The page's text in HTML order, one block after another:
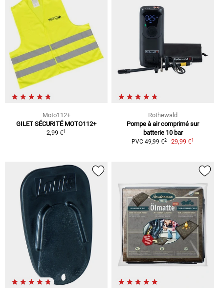
Moto112+
GILET SÉCURITÉ MOTO112+
2,99 €1
Rothewald
Pompe à air comprimé sur
batterie 10 bar
PVC 49,99 €2 29,99 €1